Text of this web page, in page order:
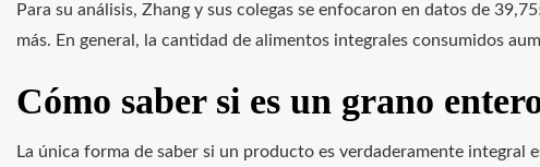
Para su análisis, Zhang y sus colegas se enfocaron en datos de
más. En general, la cantidad de alimentos integrales consumidos
Cómo saber si es un grano
La única forma de saber si un producto es verdaderamente integral